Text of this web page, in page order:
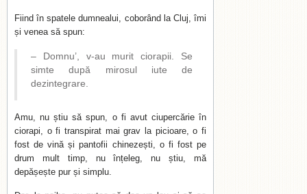
Fiind în spatele dumnealui, coborând la Cluj, îmi
și venea să spun:
– Domnu’, v-au murit ciorapii. Se
simte după mirosul iute de
dezintegrare.
Amu, nu știu să spun, o fi avut ciupercărie în
ciorapi, o fi transpirat mai grav la picioare, o fi
fost de vină și pantofii chinezești, o fi fost pe
drum mult timp, nu înțeleg, nu știu, mă
depășește pur și simplu.